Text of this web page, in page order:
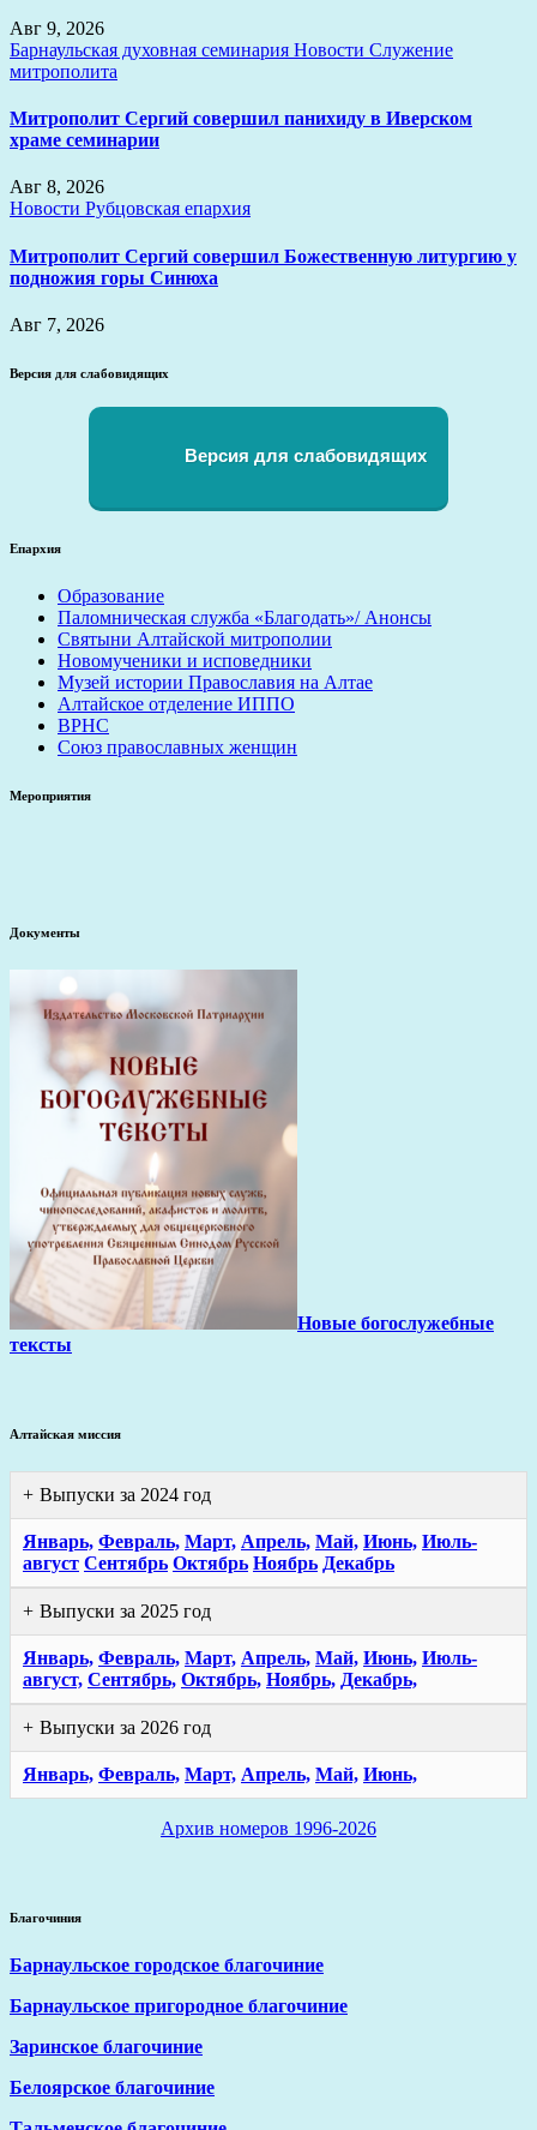
Авг 9, 2026
Барнаульская духовная семинария Новости Служение
митрополита
Митрополит Сергий совершил панихиду в Иверском
храме семинарии
Авг 8, 2026
Новости Рубцовская епархия
Митрополит Сергий совершил Божественную литургию у
подножия горы Синюха
Авг 7, 2026
Версия для слабовидящих
Версия для слабовидящих
Епархия
Образование
Паломническая служба «Благодать»/ Анонсы
Святыни Алтайской митрополии
Новомученики и исповедники
Музей истории Православия на Алтае
Алтайское отделение ИППО
ВРНС
Союз православных женщин
Мероприятия
Документы
Новые богослужебные
тексты
Алтайская миссия
Выпуски за 2024 год
Январь, Февраль, Март, Апрель, Май, Июнь, Июль-
август Сентябрь Октябрь Ноябрь Декабрь
Выпуски за 2025 год
Январь, Февраль, Март, Апрель, Май, Июнь, Июль-
август, Сентябрь, Октябрь, Ноябрь, Декабрь,
Выпуски за 2026 год
Январь, Февраль, Март, Апрель, Май, Июнь,
Архив номеров 1996-2026
Благочиния
Барнаульское городское благочиние
Барнаульское пригородное благочиние
Заринское благочиние
Белоярское благочиние